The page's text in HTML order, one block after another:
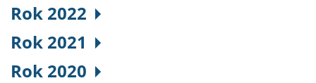
Rok 2022
Rok 2021
Rok 2020